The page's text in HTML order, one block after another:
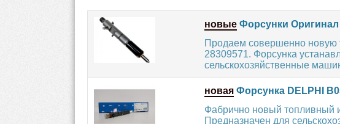
новые Форсунки Оригинал
Продаем совершенно новую
28309571. Форсунка
сельскохозяйственные
новая Форсунка DELPHI
Фабрично новый топливный
Предназначен для